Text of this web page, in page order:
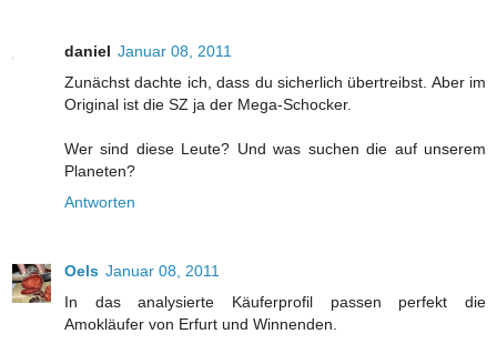
daniel Januar 08, 2011
Zunächst dachte ich, dass du sicherlich übertreibst. Aber im
Original ist die SZ ja der Mega-Schocker.
Wer sind diese Leute? Und was suchen die auf unserem
Planeten?
Antworten
Oels Januar 08, 2011
In das analysierte Käuferprofil passen perfekt die
Amokläufer von Erfurt und Winnenden.